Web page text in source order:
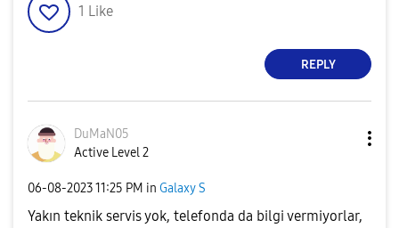
1 Like
REPLY
DuMaN05
Active Level 2
‎06-08-202311:25 PM in Galaxy S
Yakın teknik servis yok, telefonda da bilgi vermiyorlar,